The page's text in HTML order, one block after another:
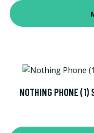
NOTHING PHONE